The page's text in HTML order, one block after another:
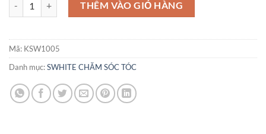
THÊM VÀO GIỎ HÀNG
Mã: KSW1005
Danh mục:SWHITE CHĂM SÓC TÓC